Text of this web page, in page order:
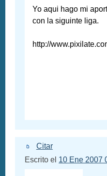
Yo aqui hago mi
con la siguinte liga.
http://
Citar
Escrito el 10 Ene 2007